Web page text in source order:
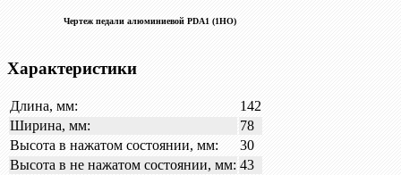
Чертеж педали алюминиевой PDA1 (1НО)
Характеристики
Длина, мм:
142
Ширина, мм:
78
Высота в нажатом состоянии, мм:
30
Высота в не нажатом состоянии, мм: 43